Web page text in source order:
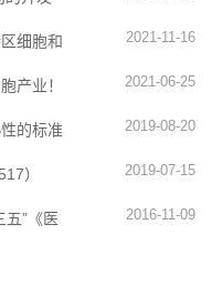
细胞和
2021-11-16
产业！
2021-06-25
的标准
2019-08-20
） 2019-07-15
”《医
2016-11-09